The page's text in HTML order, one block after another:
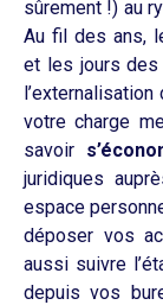
sûrement !) au
Au fil des ans,
et les jours des
votre charge
savoir
juridiques
espace
déposer vos
aussi suivre
depuis vos